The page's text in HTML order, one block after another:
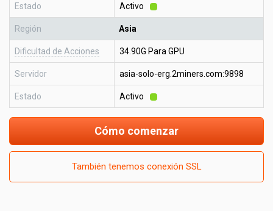
Estado Activo
Región Asia
Dificultad de Acciones 34.90G Para GPU
Servidor asia-solo-erg.2miners.com:9898
Estado Activo
Cómo comenzar
También tenemos conexión SSL